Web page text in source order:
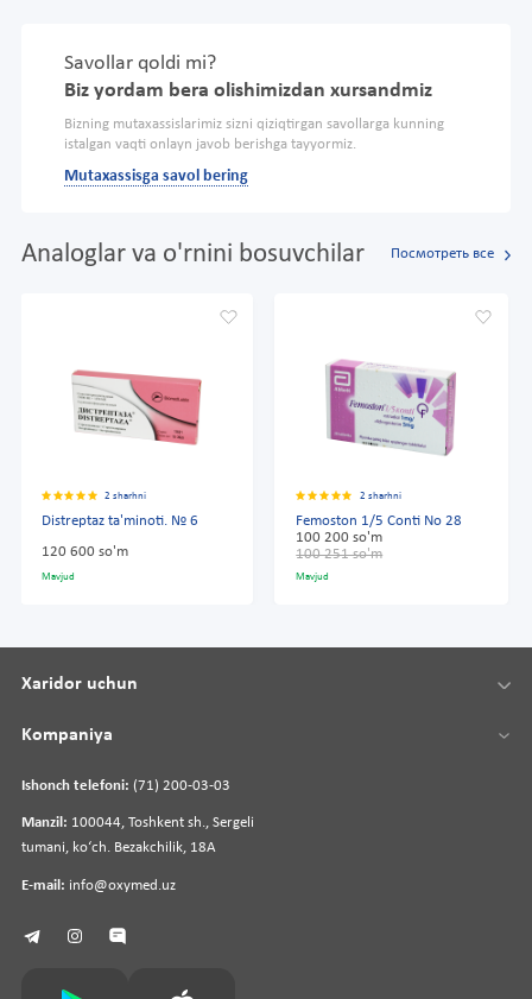
Savollar qoldi mi?
Biz yordam bera olishimizdan xursandmiz
Bizning mutaxassislarimiz sizni qiziqtirgan savollarga kunning
istalgan vaqti onlayn javob berishga tayyormiz.
Mutaxassisga savol bering
Analoglar va o'rnini bosuvchilar Посмотреть все
2 sharhni
Distreptaz ta'minoti. № 6
120 600 so'm
Mavjud
2 sharhni
Femoston 1/5 Conti No 28
100 200 so'm
100 251 so'm
Mavjud
Ishonch telefoni: (71) 200-03-03
Manzil: 100044, Toshkent sh., Sergeli
tumani, koʻch. Bezakchilik, 18A
E-mail: info@oxymed.uz
Xaridor uchun
Kompaniya